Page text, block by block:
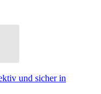
und sicher in